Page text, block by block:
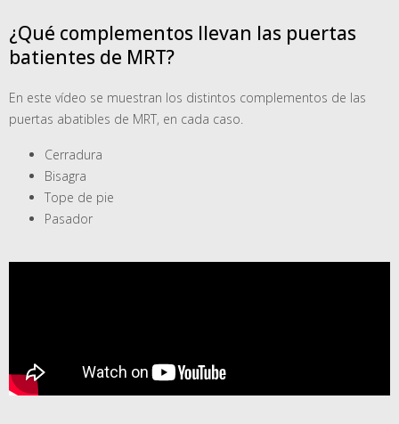
¿Qué complementos llevan las puertas
batientes de MRT?
En este vídeo se muestran los distintos complementos de las
puertas abatibles de MRT, en cada caso.
Cerradura
Bisagra
Tope de pie
Pasador